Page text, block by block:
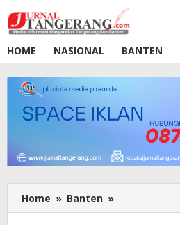
ke
konten
HOME
NASIONAL BANTEN
Home » Banten »
Akses